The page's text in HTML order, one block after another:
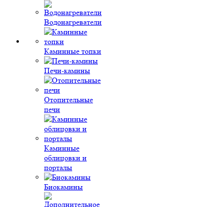
Водонагреватели
Каминные топки
Печи-камины
Отопительные
печи
Каминные
облицовки и
порталы
Биокамины